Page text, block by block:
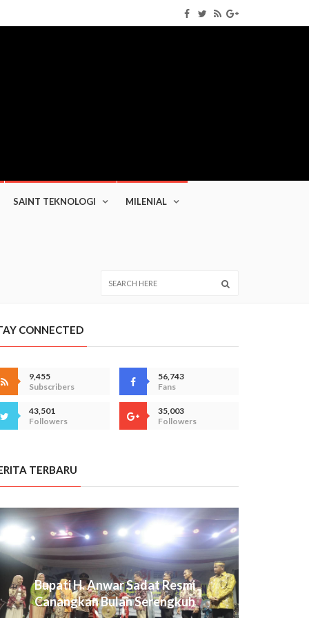
SAINT TEKNOLOGI MILENIAL
CONNECTED
9,455
Subscribers
56,743
Fans
43,501
Followers
35,003
Followers
TERBARU
Bupati H. Anwar Sadat Resmi
Canangkan Bulan Serengkuh